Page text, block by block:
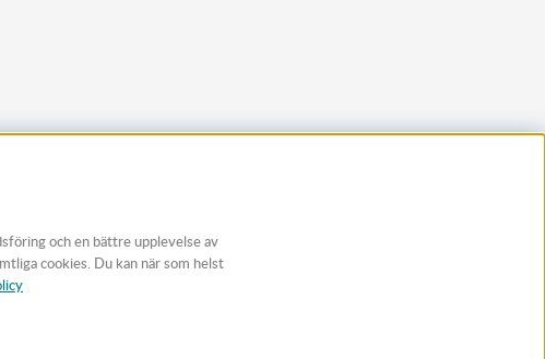
och en bättre upplevelse av
cookies. Du kan när som helst